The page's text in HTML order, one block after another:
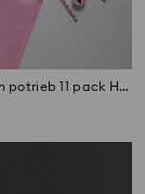
Sada školských potrieb 11 pack Hello Kitty